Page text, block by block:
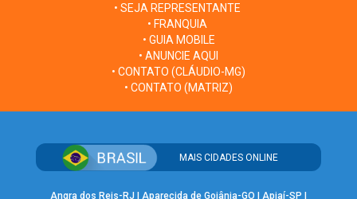
• SEJA REPRESENTANTE
• FRANQUIA
• GUIA MOBILE
• ANUNCIE AQUI
• CONTATO (CLÁUDIO-MG)
• CONTATO (MATRIZ)
MAIS CIDADES ONLINE
Angra dos Reis-RJ Aparecida de Goiânia-GO Apiaí-SP